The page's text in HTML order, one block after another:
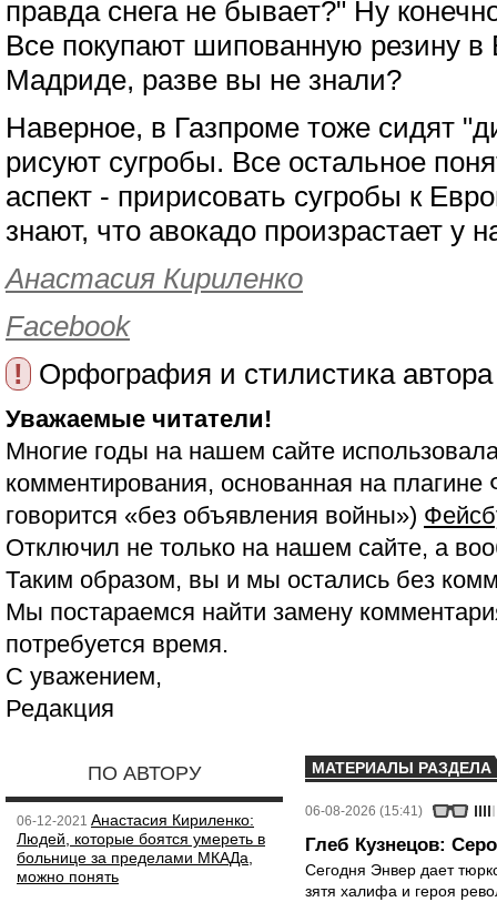
правда снега не бывает?" Ну
Все покупают шипованную резину
Мадриде, разве вы не знали?
Наверное, в Газпроме тоже сидят
рисуют сугробы. Все остальное
аспект - пририсовать сугробы к
знают, что авокадо произрастает у
Анастасия Кириленко
Facebook
!
Орфография и стилистика
Уважаемые читатели!
Многие годы на нашем сайте
комментирования, основанная на
говорится «без объявления войны»)
Отключил не только на нашем сайте, а
Таким образом, вы и мы остались без
Мы постараемся найти замену
потребуется время.
С уважением,
Редакция
ПО АВТОРУ
06-12-2021 Анастасия Кириленко:
Людей, которые боятся умереть в
больнице за пределами МКАДа,
можно понять
МАТЕРИАЛЫ РАЗДЕЛА
06-08-2026 (15:41)
Глеб Кузнецов:
Сегодня Энвер дает
зятя халифа и героя